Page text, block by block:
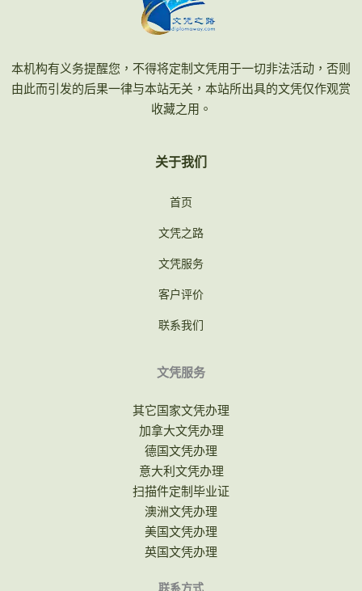
本机构有义务提醒您，不得将定制文凭用于一切非法活动，否则
由此而引发的后果一律与本站无关，本站所出具的文凭仅作观赏
收藏之用。
关于我们
首页
文凭之路
文凭服务
客户评价
联系我们
文凭服务
其它国家文凭办理
加拿大文凭办理
德国文凭办理
意大利文凭办理
扫描件定制毕业证
澳洲文凭办理
美国文凭办理
英国文凭办理
联系方式